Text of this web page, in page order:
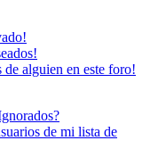
de alguien en este foro!
de mi lista de